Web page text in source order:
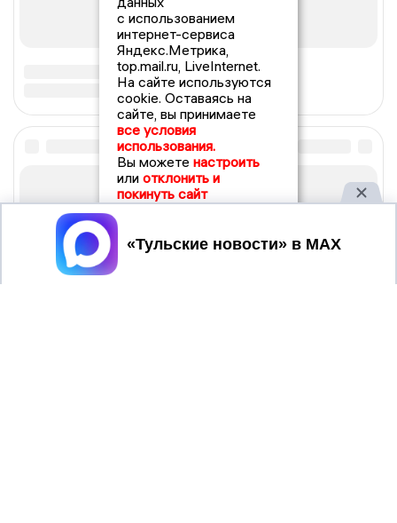
с использованием
интернет-сервиса
Яндекс.Метрика,
top.mail.ru, LiveInternet.
На сайте используются
cookie. Оставаясь на
сайте, вы принимаете
все условия
использования.
Вы можете настроить
или отклонить и
покинуть сайт
Принять